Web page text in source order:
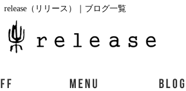
（リリース）｜ブログ一覧